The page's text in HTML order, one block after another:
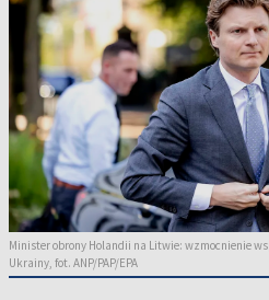
Minister obrony Holandii na Litwie: wzmocnienie
Ukrainy, fot. ANP/PAP/EPA